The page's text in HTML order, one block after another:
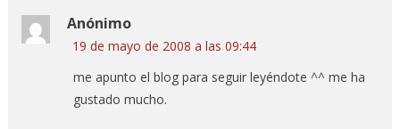
Anónimo
19 de mayo de 2008 a las 09:44
me apunto el blog para seguir leyéndote ^^ me ha
gustado mucho.